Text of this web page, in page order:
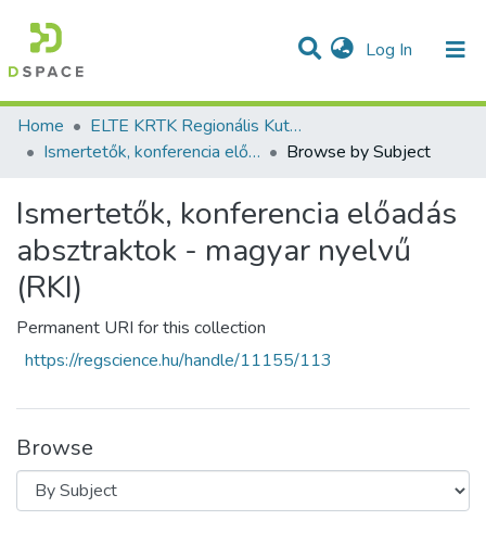
Log In (current)
Communities & Collections
All of DSpace
Home
ELTE KRTK Regionális Kutatások Intézete
Ismertetők, konferencia előadás absztraktok - magyar nyelvű (RKI)
Browse by Subject
Ismertetők, konferencia előadás
absztraktok - magyar nyelvű
(RKI)
Permanent URI for this collection
https://regscience.hu/handle/11155/113
Browse